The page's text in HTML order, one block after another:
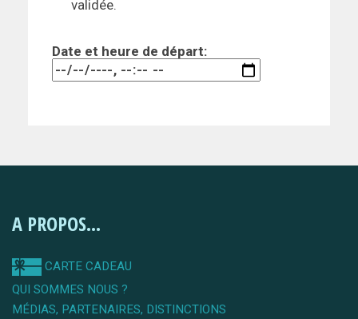
validée.
Date et heure de départ:
A PROPOS...
CARTE CADEAU
QUI SOMMES NOUS ?
MÉDIAS, PARTENAIRES, DISTINCTIONS